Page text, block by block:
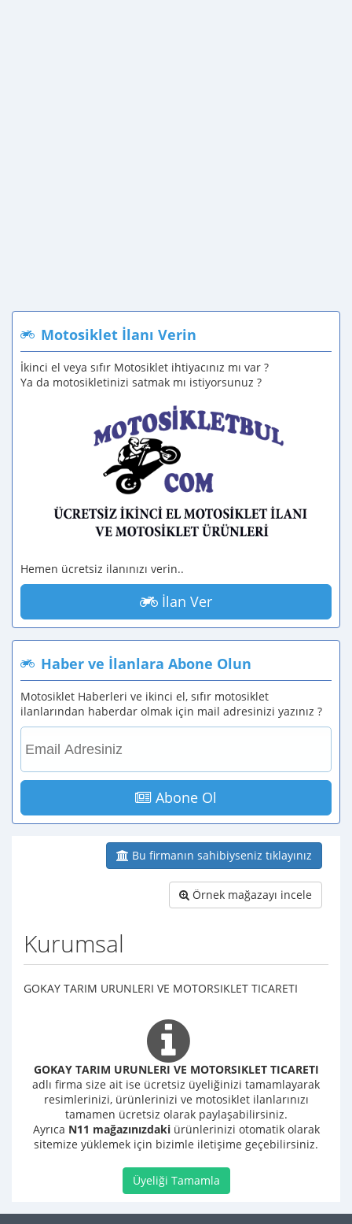
Motosiklet İlanı Verin
İkinci el veya sıfır Motosiklet ihtiyacınız mı var ?
Ya da motosikletinizi satmak mı istiyorsunuz ?
Hemen ücretsiz ilanınızı verin..
İlan Ver
Haber ve İlanlara Abone Olun
Motosiklet Haberleri ve ikinci el, sıfır motosiklet
ilanlarından haberdar olmak için mail adresinizi yazınız ?
Abone Ol
Bu firmanın sahibiyseniz tıklayınız
Örnek mağazayı incele
Kurumsal
GOKAY TARIM URUNLERI VE MOTORSIKLET TICARETI
GOKAY TARIM URUNLERI VE MOTORSIKLET TICARETI
adlı firma size ait ise ücretsiz üyeliğinizi tamamlayarak
resimlerinizi, ürünlerinizi ve motosiklet ilanlarınızı
tamamen ücretsiz olarak paylaşabilirsiniz.
Ayrıca N11 mağazınızdakiürünlerinizi otomatik olarak
sitemize yüklemek için bizimle iletişime geçebilirsiniz.
Üyeliği Tamamla